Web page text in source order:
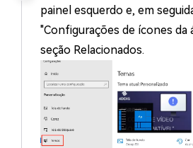
painel esquerdo e, em
"Configurações de ícones da
seção Relacionados.